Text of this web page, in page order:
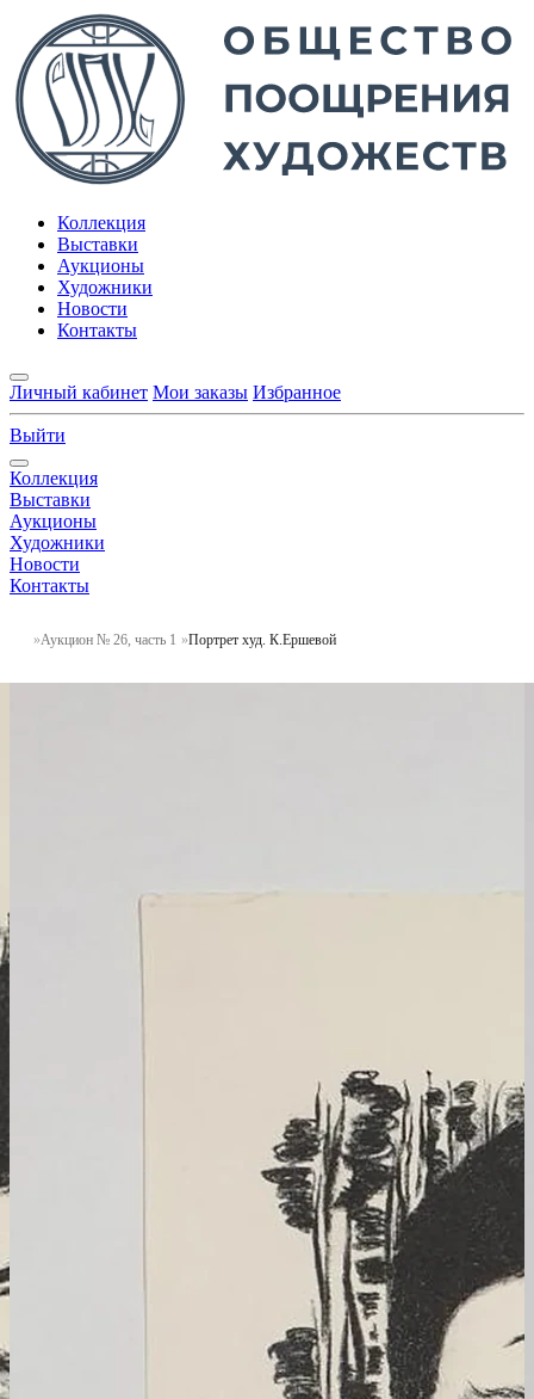
Коллекция
Выставки
Аукционы
Художники
Новости
Контакты
Личный кабинет Мои заказы Избранное
Выйти
Коллекция
Выставки
Аукционы
Художники
Новости
Контакты
Аукцион № 26, часть 1 Портрет худ. К.Ершевой